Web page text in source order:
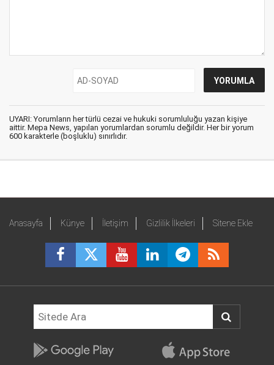
UYARI: Yorumların her türlü cezai ve hukuki sorumluluğu yazan kişiye
aittir. Mepa News, yapılan yorumlardan sorumlu değildir. Her bir yorum
600 karakterle (boşluklu) sınırlıdır.
Anasayfa Künye İletişim Gizlilik İlkeleri Sitene Ekle